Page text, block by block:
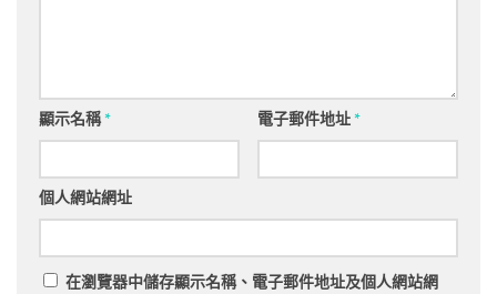
顯示名稱* 電子郵件地址*
個人網站網址
在瀏覽器中儲存顯示名稱、電子郵件地址及個人網站網